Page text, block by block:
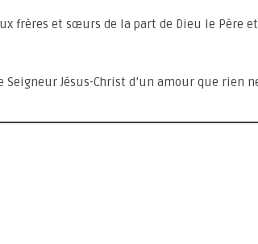
frères et sœurs de la part de Dieu le Père
Jésus-Christ d’un amour que rien